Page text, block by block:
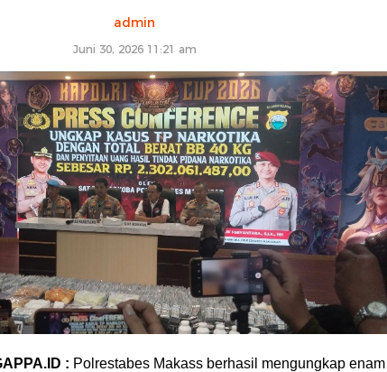
admin
Juni 30, 2026 11:21 am
: Polrestabes Makass berhasil mengungkap enam